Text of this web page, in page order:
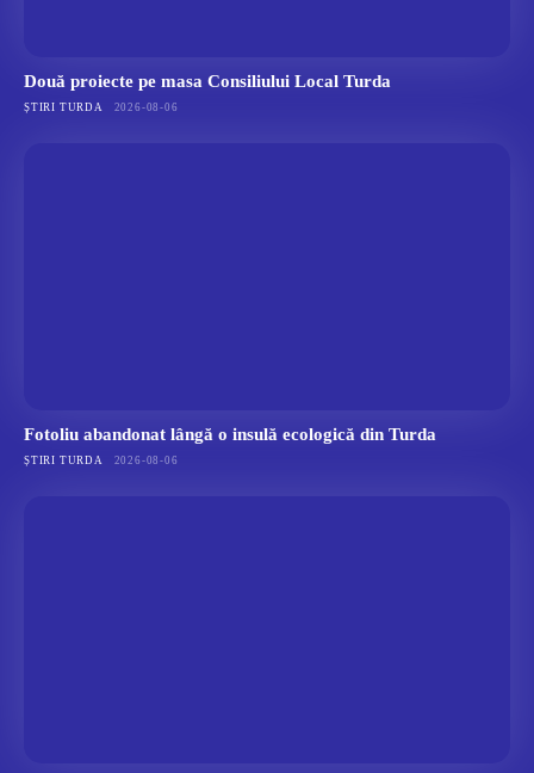
Două proiecte pe masa Consiliului Local Turda
ȘTIRI TURDA 2026-08-06
Fotoliu abandonat lângă o insulă ecologică din Turda
ȘTIRI TURDA 2026-08-06